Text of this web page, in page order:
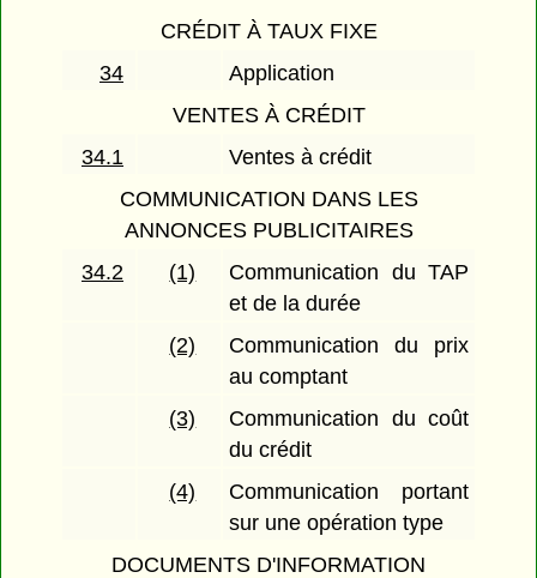
CRÉDIT À TAUX FIXE
34
Application
VENTES À CRÉDIT
34.1
Ventes à crédit
COMMUNICATION DANS LES
ANNONCES PUBLICITAIRES
34.2
(1)
Communication du TAP
et de la durée
(2)
Communication du prix
au comptant
(3)
Communication du coût
du crédit
(4)
Communication portant
sur une opération type
DOCUMENTS D'INFORMATION